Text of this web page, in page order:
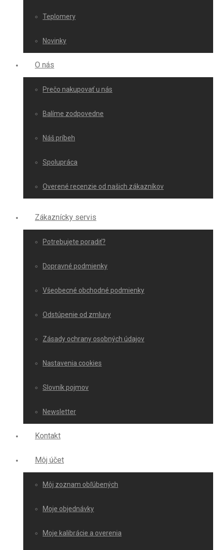
Teplomery
Novinky
O nás
Prečo nakupovať u nás
Balíme zodpovedne
Náš príbeh
Spolupráca
Overené recenzie od našich zákazníkov
Zákaznícky servis
Potrebujete poradiť?
Dopravné podmienky
Všeobecné obchodné podmienky
Odstúpenie od zmluvy
Zásady ochrany osobných údajov
Nastavenia cookies
Slovník pojmov
Newsletter
Kontakt
Môj účet
Môj zoznam obľúbených
Moje objednávky
Moje kalibrácie a overenia